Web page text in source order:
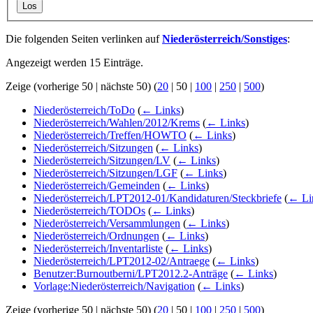
Los
Die folgenden Seiten verlinken aufNiederösterreich/Sonstiges:
Angezeigt werden 15 Einträge.
Zeige (vorherige 50 | nächste 50) (20 | 50 | 100 | 250 | 500)
Niederösterreich/ToDo (← Links)
Niederösterreich/Wahlen/2012/Krems (← Links)
Niederösterreich/Treffen/HOWTO (← Links)
Niederösterreich/Sitzungen (← Links)
Niederösterreich/Sitzungen/LV (← Links)
Niederösterreich/Sitzungen/LGF (← Links)
Niederösterreich/Gemeinden (← Links)
Niederösterreich/LPT2012-01/Kandidaturen/Steckbriefe (←
Niederösterreich/TODOs (← Links)
Niederösterreich/Versammlungen (← Links)
Niederösterreich/Ordnungen (← Links)
Niederösterreich/Inventarliste (← Links)
Niederösterreich/LPT2012-02/Antraege (← Links)
Benutzer:Burnoutberni/LPT2012.2-Anträge (← Links)
Vorlage:Niederösterreich/Navigation (← Links)
Zeige (vorherige 50 | nächste 50) (20 | 50 | 100 | 250 | 500)